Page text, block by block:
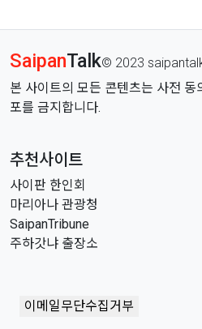
SaipanTalk© 2023
본 사이트의 모든 콘텐츠는 사전 동
포를 금지합니다.
추천사이트
사이판 한인회
마리아나 관광청
SaipanTribune
주하갓냐 출장소
이메일무단수집거부